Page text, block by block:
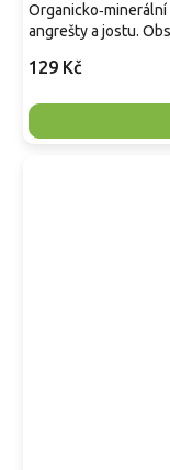
129 Kč
angrešty a jostu.